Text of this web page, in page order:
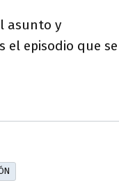
asunto y
el episodio que se